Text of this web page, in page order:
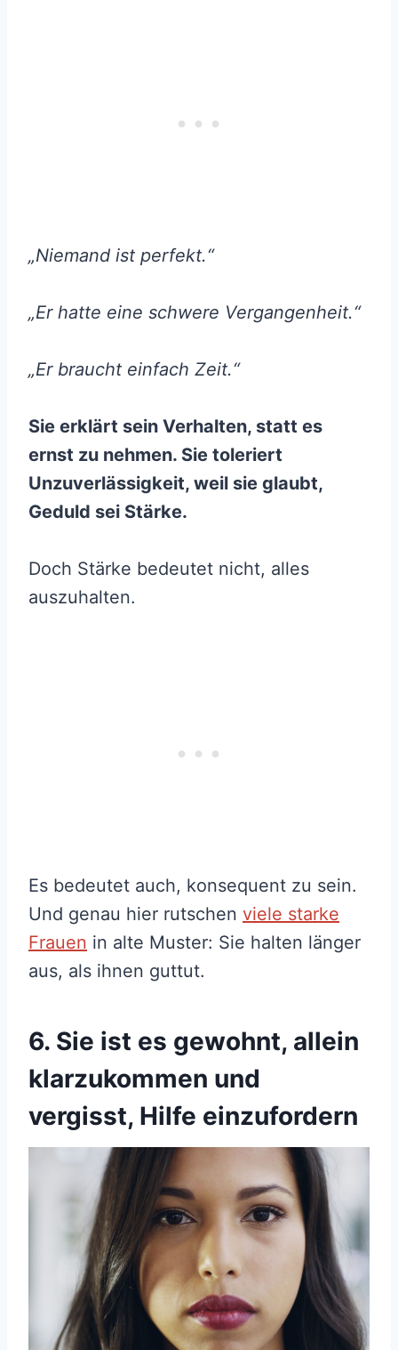
„Niemand ist perfekt.“
„Er hatte eine schwere Vergangenheit.“
„Er braucht einfach Zeit.“
Sie erklärt sein Verhalten, statt es
ernst zu nehmen. Sie toleriert
Unzuverlässigkeit, weil sie glaubt,
Geduld sei Stärke.
Doch Stärke bedeutet nicht, alles
auszuhalten.
Es bedeutet auch, konsequent zu sein.
Und genau hier rutschen viele starke
Frauen in alte Muster: Sie halten länger
aus, als ihnen guttut.
6. Sie ist es gewohnt, allein
klarzukommen und
vergisst, Hilfe einzufordern